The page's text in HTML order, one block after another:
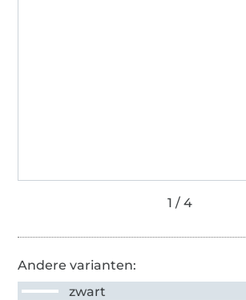
Andere varianten:
zwart